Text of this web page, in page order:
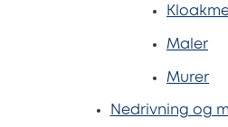
Maler
Murer
Nedrivning og